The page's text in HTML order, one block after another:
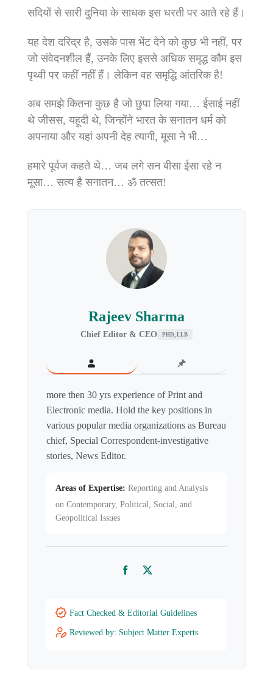
सदियों से सारी दुनिया के साधक इस धरती पर आते रहे हैं।
यह देश दरिद्र है, उसके पास भेंट देने को कुछ भी नहीं, पर
जो संवेदनशील हैं, उनके लिए इससे अधिक समृद्ध कौम इस
पृथ्‍वी पर कहीं नहीं हैं। लेकिन वह समृद्धि आंतरिक है!
अब समझे कितना कुछ है जो छुपा लिया गया… ईसाई नहीं
थे जीसस, यहूदी थे, जिन्होंने भारत के सनातन धर्म को
अपनाया और यहां अपनी देह त्यागी, मूसा ने भी…
हमारे पूर्वज कहते थे… जब लगे सन बीसा ईसा रहे न
मूसा… सत्य है सनातन… ॐ तत्सत!
Rajeev Sharma
Chief Editor & CEO PHD, LLB
more then 30 yrs experience of Print and
Electronic media. Hold the key positions in
various popular media organizations as Bureau
chief, Special Correspondent-investigative
stories, News Editor.
Areas of Expertise: Reporting and Analysis
on Contemporary, Political, Social, and
Geopolitical Issues
FacebookTwitter
Fact Checked & Editorial Guidelines
Reviewed by: Subject Matter Experts